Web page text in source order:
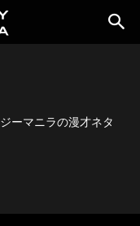
ーマニラの漫才ネタ